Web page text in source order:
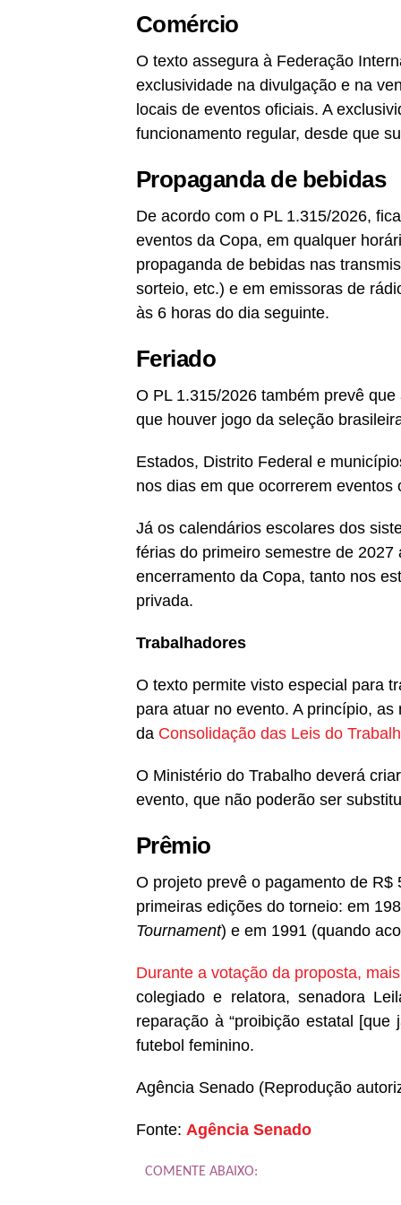
Comércio
O texto assegura à Federação
exclusividade na divulgação e na
locais de eventos oficiais. A
funcionamento regular, desde que
Propaganda de bebidas
De acordo com o PL 1.315/2026,
eventos da Copa, em qualquer
propaganda de bebidas nas
sorteio, etc.) e em emissoras de
às 6 horas do dia seguinte.
Feriado
O PL 1.315/2026 também prevê
que houver jogo da seleção
Estados, Distrito Federal e
nos dias em que ocorrerem eventos
Já os calendários escolares dos
férias do primeiro semestre de
encerramento da Copa, tanto nos
privada.
Trabalhadores
O texto permite visto especial para
para atuar no evento. A princípio,
da Consolidação das Leis do
O Ministério do Trabalho deverá
evento, que não poderão ser
Prêmio
O projeto prevê o pagamento de
primeiras edições do torneio: em
Tournament) e em 1991 (quando
Durante a votação da proposta,
colegiado e relatora, senadora
reparação à “proibição estatal
futebol feminino.
Agência Senado (Reprodução
Fonte: Agência Senado
COMENTE ABAIXO: